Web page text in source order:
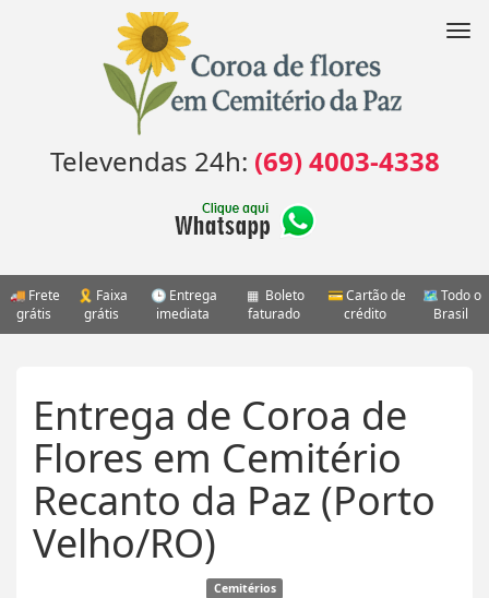
Televendas 24h: (69) 4003-4338
Frete
grátis
Faixa
grátis
Entrega
imediata
Boleto
faturado
Cartão de
crédito
Todo o
Brasil
Entrega de Coroa de
Flores em Cemitério
Recanto da Paz (Porto
Velho/RO)
Cemitérios